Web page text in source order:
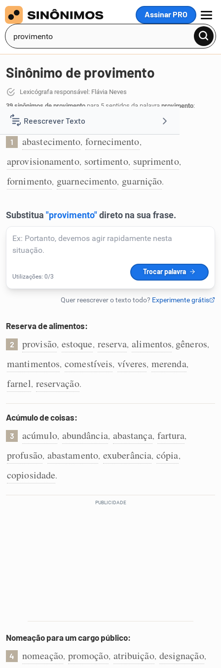
Assinar PRO
MENU
Reescrever Texto
Resumir Texto
Corrigir Texto
Humanizador de IA
Cata-letras
Caça-palavras
Sinônimo de provimento
Lexicógrafa responsável: Flávia Neves
39 sinônimos de provimento para 5 sentidos da palavra provimento:
Abastecimento:
1 abastecimento, fornecimento,
aprovisionamento, sortimento, suprimento,
fornimento, guarnecimento, guarnição.
Reserva de alimentos:
2 provisão, estoque, reserva, alimentos, gêneros,
mantimentos, comestíveis, víveres, merenda,
farnel, reservação.
Acúmulo de coisas:
3 acúmulo, abundância, abastança, fartura,
profusão, abastamento, exuberância, cópia,
copiosidade.
Nomeação para um cargo público:
4 nomeação, promoção, atribuição, designação,